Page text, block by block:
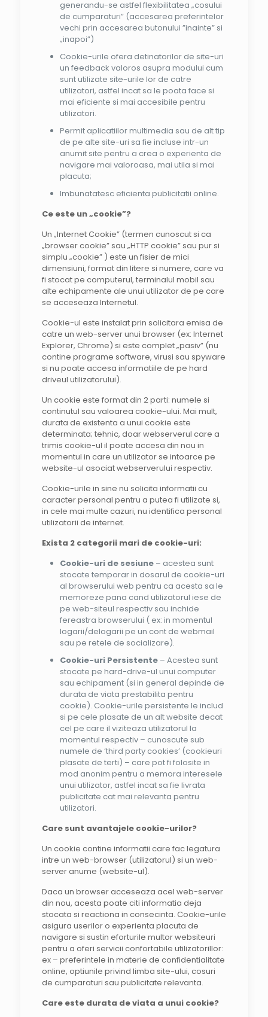
generandu-se astfel flexibilitatea „cosului
de cumparaturi” (accesarea preferintelor
vechi prin accesarea butonului ”inainte” si
„inapoi”)
Cookie-urile ofera detinatorilor de site-uri
un feedback valoros asupra modului cum
sunt utilizate site-urile lor de catre
utilizatori, astfel incat sa le poata face si
mai eficiente si mai accesibile pentru
utilizatori.
Permit aplicatiilor multimedia sau de alt tip
de pe alte site-uri sa fie incluse intr-un
anumit site pentru a crea o experienta de
navigare mai valoroasa, mai utila si mai
placuta;
Imbunatatesc eficienta publicitatii online.
Ce este un „cookie”?
Un „Internet Cookie” (termen cunoscut si ca
„browser cookie” sau „HTTP cookie” sau pur si
simplu „cookie” ) este un fisier de mici
dimensiuni, format din litere si numere, care va
fi stocat pe computerul, terminalul mobil sau
alte echipamente ale unui utilizator de pe care
se acceseaza Internetul.
Cookie-ul este instalat prin solicitara emisa de
catre un web-server unui browser (ex: Internet
Explorer, Chrome) si este complet „pasiv” (nu
contine programe software, virusi sau spyware
si nu poate accesa informatiile de pe hard
driveul utilizatorului).
Un cookie este format din 2 parti: numele si
continutul sau valoarea cookie-ului. Mai mult,
durata de existenta a unui cookie este
determinata; tehnic, doar webserverul care a
trimis cookie-ul il poate accesa din nou in
momentul in care un utilizator se intoarce pe
website-ul asociat webserverului respectiv.
Cookie-urile in sine nu solicita informatii cu
caracter personal pentru a putea fi utilizate si,
in cele mai multe cazuri, nu identifica personal
utilizatorii de internet.
Exista 2 categorii mari de cookie-uri:
Cookie-uri de sesiune– acestea sunt
stocate temporar in dosarul de cookie-uri
al browserului web pentru ca acesta sa le
memoreze pana cand utilizatorul iese de
pe web-siteul respectiv sau inchide
fereastra browserului ( ex: in momentul
logarii/delogarii pe un cont de webmail
sau pe retele de socializare).
Cookie-uri Persistente– Acestea sunt
stocate pe hard-drive-ul unui computer
sau echipament (si in general depinde de
durata de viata prestabilita pentru
cookie). Cookie-urile persistente le includ
si pe cele plasate de un alt website decat
cel pe care il viziteaza utilizatorul la
momentul respectiv – cunoscute sub
numele de ‘third party cookies’ (cookieuri
plasate de terti) – care pot fi folosite in
mod anonim pentru a memora interesele
unui utilizator, astfel incat sa fie livrata
publicitate cat mai relevanta pentru
utilizatori.
Care sunt avantajele cookie-urilor?
Un cookie contine informatii care fac legatura
intre un web-browser (utilizatorul) si un web-
server anume (website-ul).
Daca un browser acceseaza acel web-server
din nou, acesta poate citi informatia deja
stocata si reactiona in consecinta. Cookie-urile
asigura userilor o experienta placuta de
navigare si sustin eforturile multor websiteuri
pentru a oferi servicii confortabile utilizatorillor:
ex – preferintele in materie de confidentialitate
online, optiunile privind limba site-ului, cosuri
de cumparaturi sau publicitate relevanta.
Care este durata de viata a unui cookie?